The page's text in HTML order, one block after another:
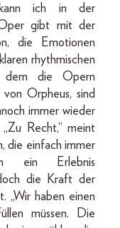
kann ich in der
gibt mit der
die Emotionen
rhythmischen
dem die Opern
Orpheus, sind
immer wieder
Recht,“ meint
die einfach immer
ein Erlebnis
die Kraft der
„Wir haben einen
müssen. Die